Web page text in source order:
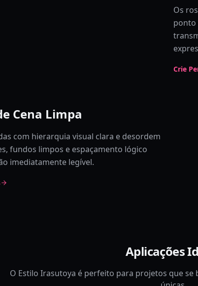
Os
ponto
Crie
Cena Limpa
com hierarquia visual clara e desordem
fundos limpos e espaçamento lógico
imediatamente legível.
Aplicações
O Estilo Irasutoya é perfeito para projetos que se